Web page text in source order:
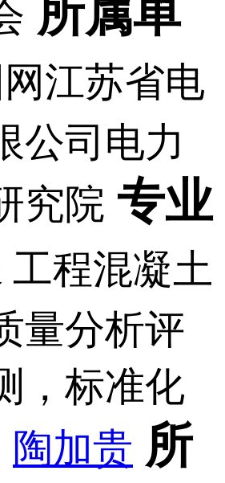
所属单
网江苏省电
公司电力
究院 专业
工程混凝土
量分析评
，标准化
陶加贵 所